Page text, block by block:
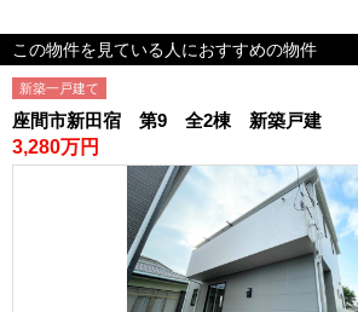
この物件を見ている人におすすめの物件
新築一戸建て
座間市新田宿 第9 全2棟 新築戸建
3,280万円